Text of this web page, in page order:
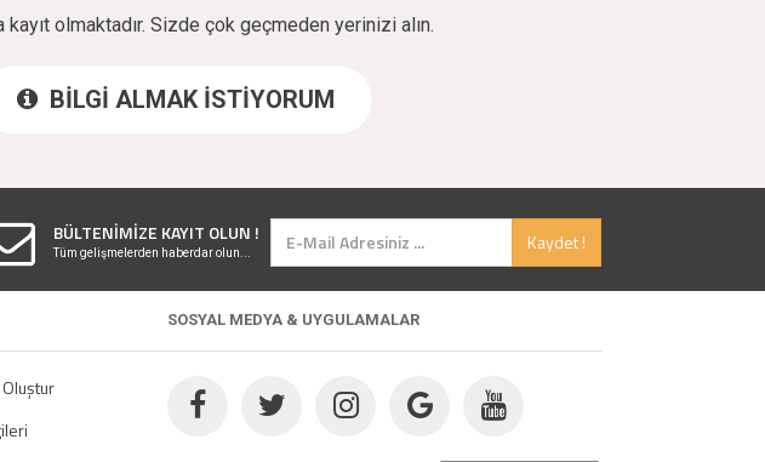
olmaktadır. Sizde çok geçmeden yerinizi alın.
BİLGİ ALMAK İSTİYORUM
BÜLTENİMİZE KAYIT OLUN ! Kaydet !
Tüm gelişmelerden haberdar olun...
SOSYAL MEDYA & UYGULAMALAR
Oluştur